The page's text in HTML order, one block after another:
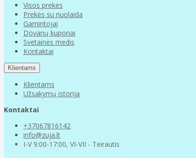
Visos prekės
Prekės su nuolaida
Gamintojai
Dovanų kuponai
Svetainės medis
Kontaktai
Klientams
Klientams
Užsakymų istorija
Kontaktai
+37067816142
info@zuja.lt
I-V 9:00-17:00, VI-VII - Teirautis